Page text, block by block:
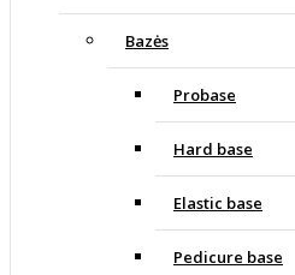
Bazės
Probase
Hard base
Elastic base
Pedicure base